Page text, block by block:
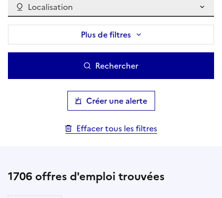
Localisation
Plus de filtres
Rechercher
Créer une alerte
Effacer tous les filtres
1706 offres d'emploi trouvées